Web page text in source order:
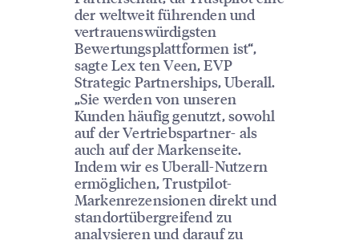
der weltweit führenden und
vertrauenswürdigsten
Bewertungsplattformen ist“,
sagte Lex ten Veen, EVP
Strategic Partnerships, Uberall.
„Sie werden von unseren
Kunden häufig genutzt, sowohl
auf der Vertriebspartner- als
auch auf der Markenseite.
Indem wir es Uberall-Nutzern
ermöglichen, Trustpilot-
Markenrezensionen direkt und
standortübergreifend zu
analysieren und darauf zu